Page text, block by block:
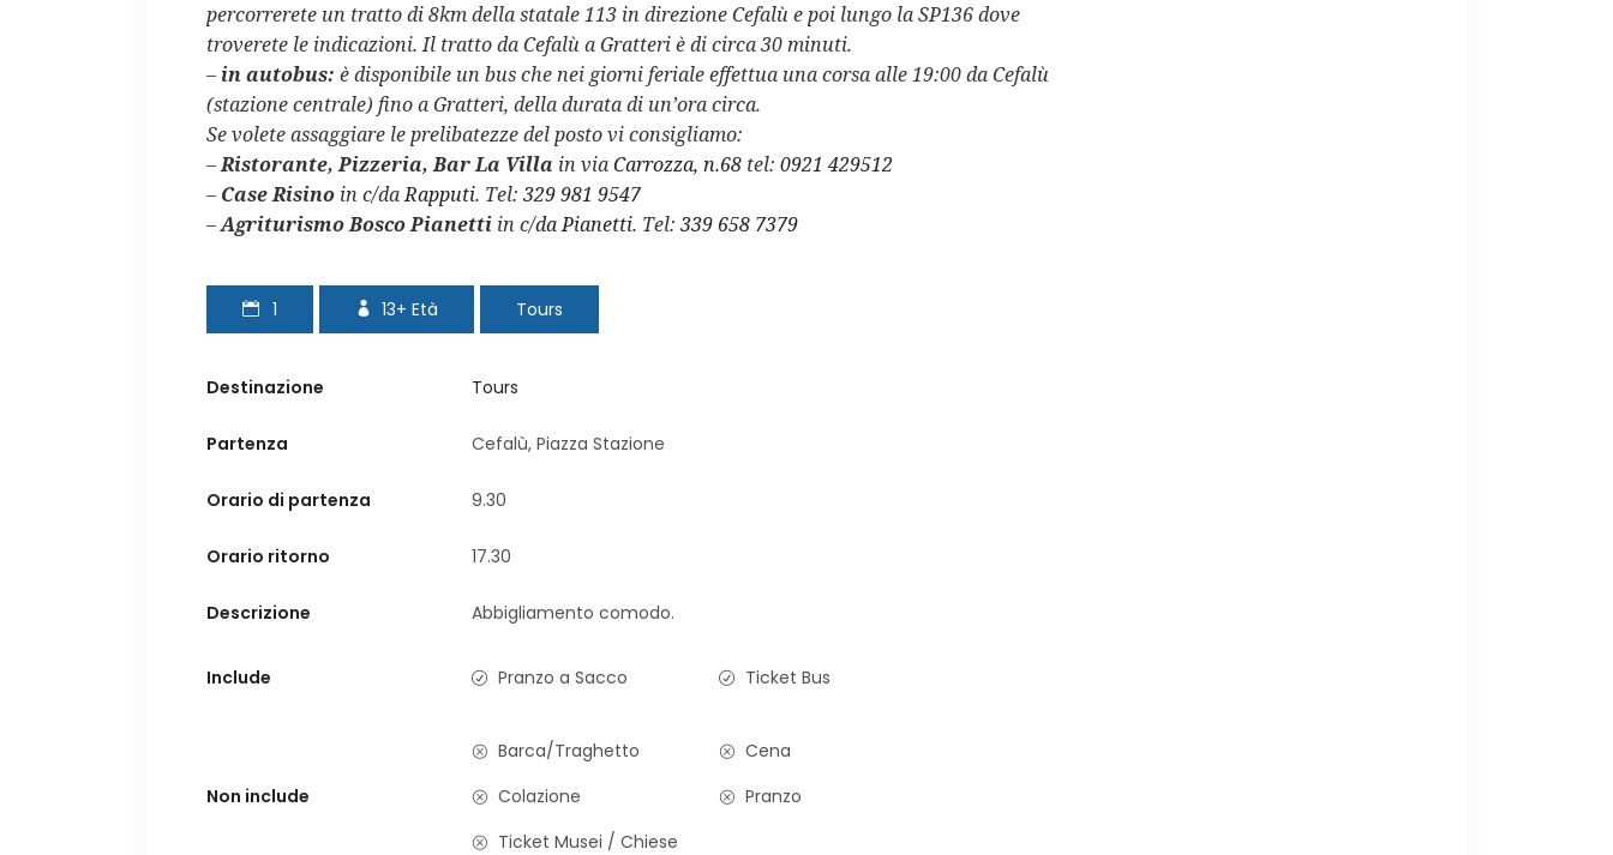
percorrerete un tratto di 8kmdella statale 113 in direzione Cefalù e poi lungo laSP136 dove
troverete le indicazioni. Il tratto da Cefalù a Gratteri è di circa 30 minuti.
– in autobus: è disponibile un bus che nei giorni feriale effettua una corsa alle 19:00 da Cefalù
(stazione centrale) fino a Gratteri, della durata di un’ora circa.
Se volete assaggiare le prelibatezze del posto vi consigliamo:
–Ristorante, Pizzeria, Bar La Villa in viaCarrozza, n.68 tel: 0921 429512
– Case Risino in c/daRapputi. Tel: 329 981 9547
–Agriturismo Bosco Pianetti in c/da Pianetti. Tel: 339 658 7379
1 13+ Età Tours
Destinazione Tours
Partenza Cefalù, Piazza Stazione
Orario di partenza 9.30
Orario ritorno 17.30
Descrizione Abbigliamento comodo.
Include Pranzo a Sacco Ticket Bus
Non include
Barca/Traghetto
Cena
Colazione
Pranzo
Ticket Musei / Chiese